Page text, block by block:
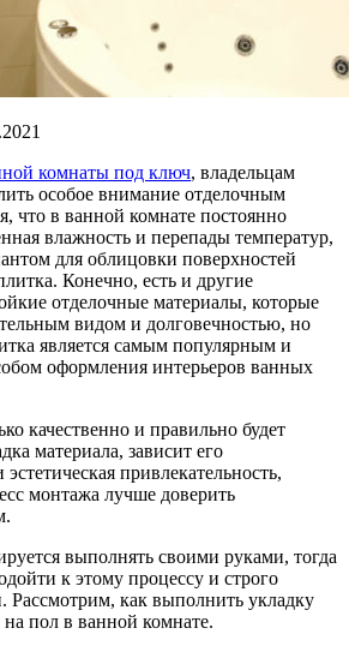
комнаты под ключ, владельцам
особое внимание отделочным
что в ванной комнате постоянно
влажность и перепады температур,
для облицовки поверхностей
Конечно, есть и другие
отделочные материалы, которые
видом и долговечностью, но
является самым популярным и
оформления интерьеров ванных
качественно и правильно будет
материала, зависит его
эстетическая привлекательность,
монтажа лучше доверить
выполнять своими руками, тогда
к этому процессу и строго
Рассмотрим, как выполнить укладку
пол в ванной комнате.